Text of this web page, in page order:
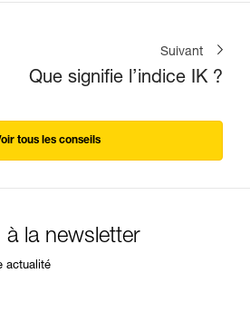
Suivant
Que signifie l’indice IK ?
tous les conseils
la newsletter
actualité